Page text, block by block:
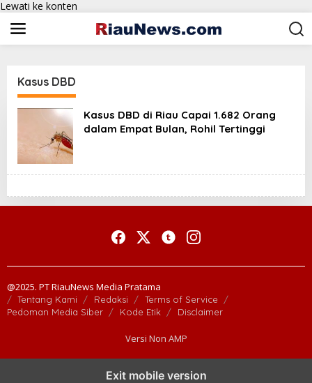
Lewati ke konten
Kasus DBD
Kasus DBD di Riau Capai 1.682 Orang
dalam Empat Bulan, Rohil Tertinggi
@2025. PT RiauNews Media Pratama
Tentang Kami Redaksi
Terms of Service
Pedoman Media Siber
Kode Etik Disclaimer
Versi Non AMP
Exit mobile version